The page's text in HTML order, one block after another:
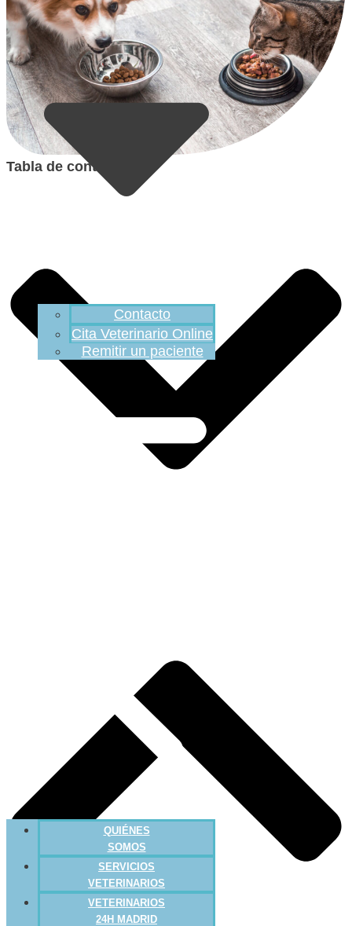
Contacto
Cita Veterinario Online
Remitir un paciente
QUIÉNES
SOMOS
SERVICIOS
VETERINARIOS
VETERINARIOS
24H MADRID
Tabla de contenidos